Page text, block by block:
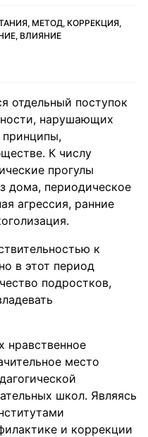
МЕТОД, КОРРЕКЦИЯ,
ВЛИЯНИЕ
отдельный поступок
нарушающих
принципы,
К числу
прогулы
дома, периодическое
агрессия, ранние
к
в этот период
подростков,
нравственное
место
школ. Являясь
и коррекции